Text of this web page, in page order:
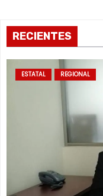
s
RECIENTES
ESTATAL REGIONAL